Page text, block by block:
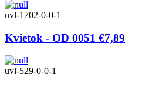
uvl-1702-0-0-1
Kvietok - OD 0051 €7,89
uvl-529-0-0-1